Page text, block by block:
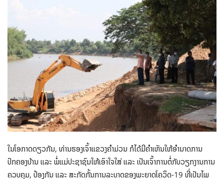
ໃນໂອກາດດຽວກັນ, ທ່ານຮອງເຈົ້າແຂວງຄຳມ່ວນ ກໍໄດ້ມີຄຳເຫັນໃຫ້ອໍານາດການ
ປົກຄອງບ້ານ ແລະ ພໍ່ແມ່ປະຊາຊົນໃຫ້ເອົາໃຈໃສ່ ແລະ ເປັນເຈົ້າການຕໍ່ກັບວຽກງານການ
ຄວບຄຸມ, ປ້ອງກັນ ແລະ ສະກັດກັ້ນການລະບາດຂອງພະຍາດໂຄວິດ-19 ທີ່ເປັນໄພ